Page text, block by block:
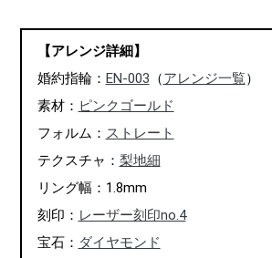
【アレンジ詳細】
婚約指輪： EN-003 （アレンジ一覧）
素材： ピンクゴールド
フォルム： ストレート
テクスチャ： 梨地細
リング幅：1.8mm
刻印： レーザー刻印no.4
宝石： ダイヤモンド